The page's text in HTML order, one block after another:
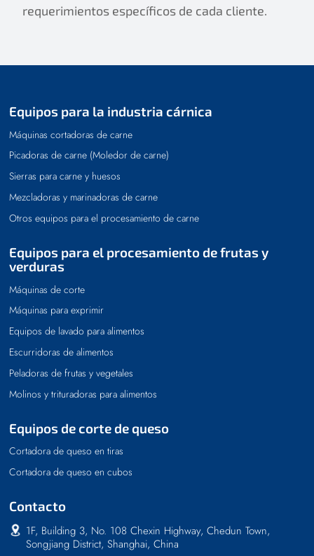
requerimientos específicos de cada cliente.
Equipos para la industria cárnica
Máquinas cortadoras de carne
Picadoras de carne (Moledor de carne)
Sierras para carne y huesos
Mezcladoras y marinadoras de carne
Otros equipos para el procesamiento de carne
Equipos para el procesamiento de frutas y
verduras
Máquinas de corte
Máquinas para exprimir
Equipos de lavado para alimentos
Escurridoras de alimentos
Peladoras de frutas y vegetales
Molinos y trituradoras para alimentos
Equipos de corte de queso
Cortadora de queso en tiras
Cortadora de queso en cubos
Contacto
1F, Building 3, No. 108 Chexin Highway, Chedun Town,
Songjiang District, Shanghai, China